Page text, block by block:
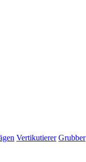
Vertikutierer Grubber